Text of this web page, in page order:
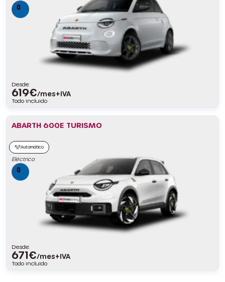
Desde:
619€/mes+IVA
Todo incluido
ABARTH 600E TURISMO
Automático
Eléctrico
Desde:
671€/mes+IVA
Todo incluido